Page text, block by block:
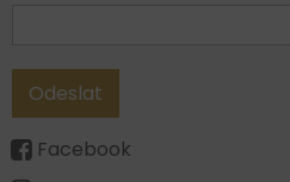
Odeslat
Facebook